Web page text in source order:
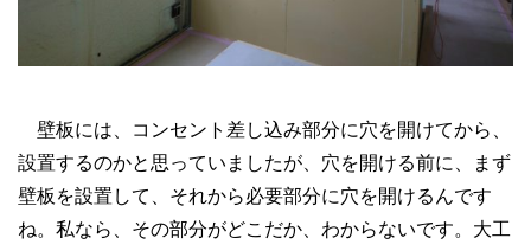
壁板には、コンセント差し込み部分に穴を開けてから、
設置するのかと思っていましたが、穴を開ける前に、まず
壁板を設置して、それから必要部分に穴を開けるんです
ね。私なら、その部分がどこだか、わからないです。大工